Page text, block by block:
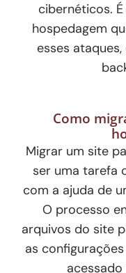
cibernéticos.
hospedagem
esses
Como
Migrar um site
ser uma tarefa
com a ajuda de
O processo
arquivos do site
as